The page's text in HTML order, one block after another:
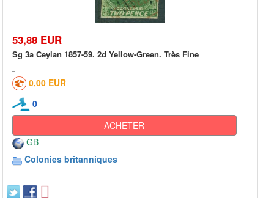
53,88 EUR
Sg 3a Ceylan 1857-59. 2d Yellow-Green. Très Fine
0,00 EUR
0
ACHETER
GB
Colonies britanniques